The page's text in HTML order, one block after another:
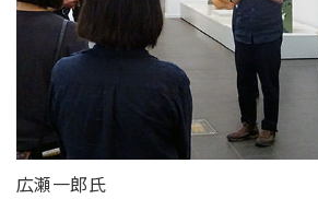
広瀬一郎氏